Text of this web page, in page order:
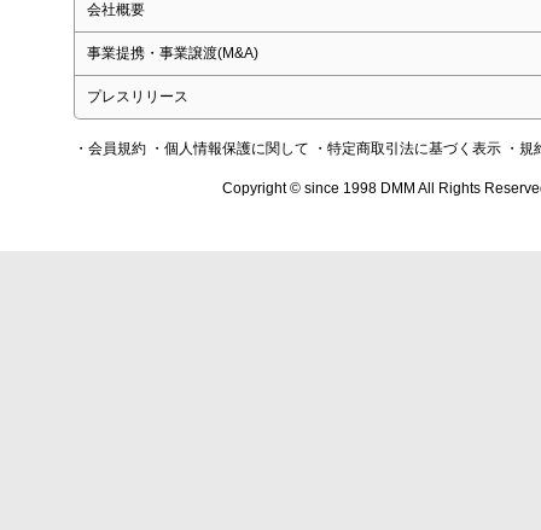
会社概要
事業提携・事業譲渡(M&A)
プレスリリース
・会員規約 ・個人情報保護に関して ・特定商取引法に基づく表示 ・規
Copyright © since 1998 DMM All Rights